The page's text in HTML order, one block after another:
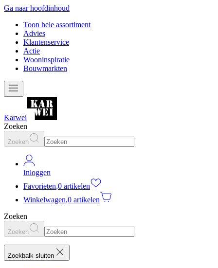
Ga naar hoofdinhoud
Toon hele assortiment
Advies
Klantenservice
Actie
Wooninspiratie
Bouwmarkten
Karwei
Zoeken
Zoeken
Inloggen
Favorieten,0 artikelen
Winkelwagen,0 artikelen
Zoeken
Zoeken
Zoekbalk sluiten